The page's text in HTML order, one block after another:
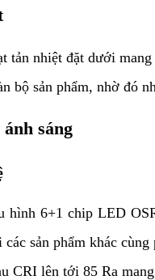
tản nhiệt đặt dưới
bộ sản phẩm, nhờ đó
sáng
hình 6+1 chip LED
sản phẩm khác cùng
CRI lên tới 85 Ra